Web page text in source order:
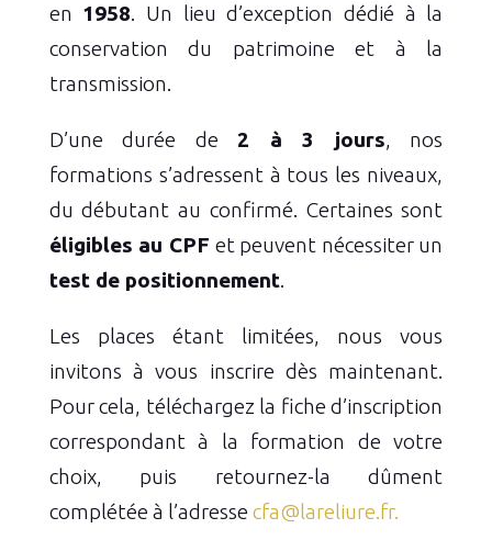
en 1958. Un lieu d’exception dédié à la
conservation du patrimoine et à la
transmission.
D’une durée de2 à 3 jours, nos
formations s’adressent à tous les niveaux,
du débutant au confirmé. Certaines sont
éligibles au CPF et peuvent nécessiter un
test de positionnement.
Les places étant limitées, nous vous
invitons à vous inscrire dès maintenant.
Pour cela, téléchargez la fiche d’inscription
correspondant à la formation de votre
choix, puis retournez-la dûment
complétée à l’adresse cfa@lareliure.fr.